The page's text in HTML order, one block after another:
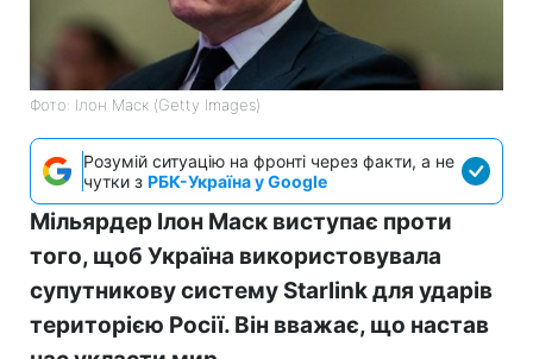
Фото: Ілон Маск (Getty Images)
Розумій ситуацію на фронті через факти, а не
чутки з РБК-Україна у Google
Мільярдер Ілон Маск виступає проти
того, щоб Україна використовувала
супутникову систему Starlink для ударів
територією Росії. Він вважає, що настав